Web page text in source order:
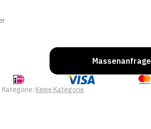
Massenanfrage
Kategorie: Keine Kategorie